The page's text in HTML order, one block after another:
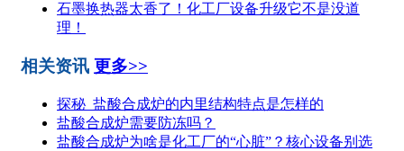
石墨换热器太香了！化工厂设备升级它不是没道
理！
相关资讯 更多>>
探秘_盐酸合成炉的内里结构特点是怎样的
盐酸合成炉需要防冻吗？
盐酸合成炉为啥是化工厂的“心脏”？核心设备别选